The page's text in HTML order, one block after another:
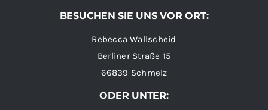
BESUCHEN SIE UNS VOR ORT:
Rebecca Wallscheid
Berliner Straße 15
66839 Schmelz
ODER UNTER: